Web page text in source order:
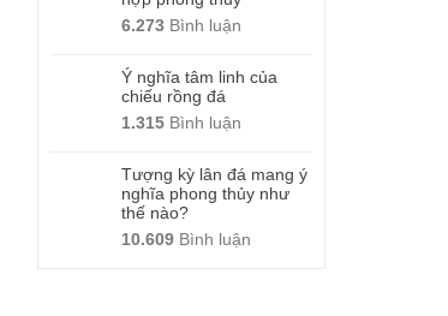
6.273 Bình luận
Ý nghĩa tâm linh của
chiếu rồng đá
1.315 Bình luận
Tượng kỳ lân đá mang ý
nghĩa phong thủy như
thế nào?
10.609 Bình luận